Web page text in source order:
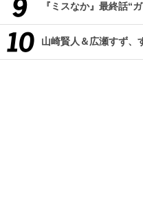
『ミスなか』最終話“
山崎賢人＆広瀬すず